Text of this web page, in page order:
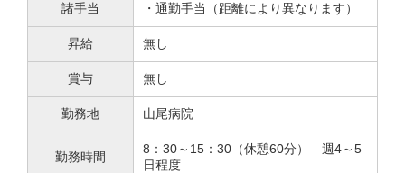
諸手当 ・通勤手当（距離により異なります）
昇給 無し
賞与 無し
勤務地 山尾病院
勤務時間
8：30～15：30（休憩60分） 週4～5
日程度